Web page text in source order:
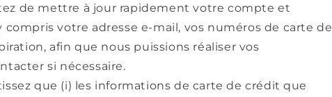
de mettre à jour rapidement votre compte et
compris votre adresse e-mail, vos numéros de carte de
afin que nous puissions réaliser vos
si nécessaire.
que (i) les informations de carte de crédit que